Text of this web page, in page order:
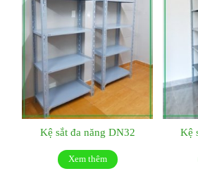
Kệ sắt đa năng DN32
Xem thêm
Kệ